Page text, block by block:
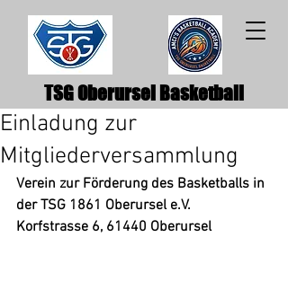
TSG Oberursel Basketball
Einladung zur
Mitgliederversammlung
Verein zur Förderung des Basketballs in
der TSG 1861 Oberursel e.V.
Korfstrasse 6, 61440 Oberursel